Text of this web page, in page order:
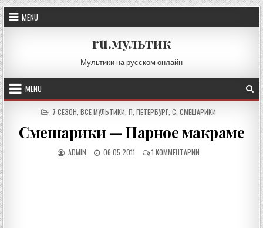
Skip
to
content
MENU
ru.мультик
Мультики на русском онлайн
MENU
POSTED
7 СЕЗОН ВСЕ МУЛЬТИКИ П ПЕТЕРБУРГ С СМЕШАРИКИ
Смешарики — Парное макраме
AUTHOR:
ADMIN
PUBLISHED
06.05.2011 1 КОММЕНТАРИЙ